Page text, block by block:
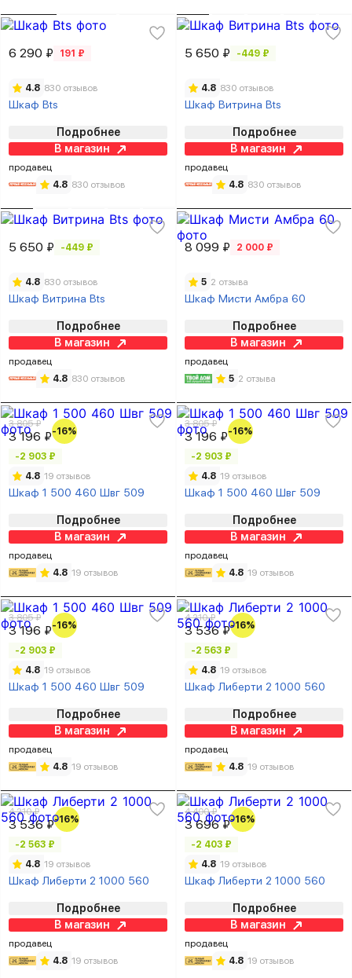
6 290 ₽ 191 ₽
4.8 830 отзывов
Шкаф Bts
Подробнее
В магазин
продавец
4.8 830 отзывов
5 650 ₽ -449 ₽
4.8 830 отзывов
Шкаф Витрина Bts
Подробнее
В магазин
продавец
4.8 830 отзывов
5 650 ₽ -449 ₽
4.8 830 отзывов
Шкаф Витрина Bts
Подробнее
В магазин
продавец
4.8 830 отзывов
8 099 ₽ 2 000 ₽
5 2 отзыва
Шкаф Мисти Амбра 60
Подробнее
В магазин
продавец
5 2 отзыва
3 805 ₽
3 196 ₽-16%
-2 903 ₽
4.8 19 отзывов
Шкаф 1 500 460 Швг 509
Подробнее
В магазин
продавец
4.8 19 отзывов
3 805 ₽
3 196 ₽-16%
-2 903 ₽
4.8 19 отзывов
Шкаф 1 500 460 Швг 509
Подробнее
В магазин
продавец
4.8 19 отзывов
3 805 ₽
3 196 ₽-16%
-2 903 ₽
4.8 19 отзывов
Шкаф 1 500 460 Швг 509
Подробнее
В магазин
продавец
4.8 19 отзывов
4 210 ₽
3 536 ₽-16%
-2 563 ₽
4.8 19 отзывов
Шкаф Либерти 2 1000 560
Подробнее
В магазин
продавец
4.8 19 отзывов
4 210 ₽
3 536 ₽-16%
-2 563 ₽
4.8 19 отзывов
Шкаф Либерти 2 1000 560
Подробнее
В магазин
продавец
4.8 19 отзывов
4 400 ₽
3 696 ₽-16%
-2 403 ₽
4.8 19 отзывов
Шкаф Либерти 2 1000 560
Подробнее
В магазин
продавец
4.8 19 отзывов